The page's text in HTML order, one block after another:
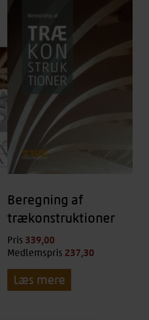
Beregning af
trækonstruktioner
Pris 339,00
Medlemspris 237,30
Læs mere